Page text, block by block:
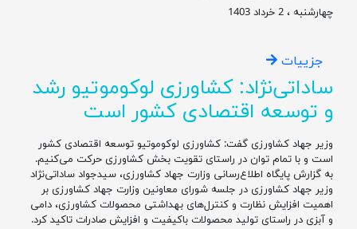
چهارشنبه ، 2 خرداد 1403
جزییات
ساداتی‌نژاد: کشاورزی لوکوموتیو رشد
و توسعه اقتصادی کشور است
وزیر جهاد کشاورزی گفت: کشاورزی لوکوموتیو توسعه اقتصادی کشور
است و با تمام توان در راستای تقویت بخش کشاورزی حرکت می‌‌کنیم.
به گزارش پایگاه اطلاع‌رسانی وزارت جهاد کشاورزی، سیدجواد ساداتی‌نژاد
وزیر جهاد کشاورزی در جلسه شورای معاونین وزارت جهاد کشاورزی بر
اهمیت افزایش نظارت و کنترل‌های بهداشتی محصولات کشاورزی، دامی
و آبزی در راستای تولید محصولات باکیفیت و افزایش صادرات تاکید کرد.